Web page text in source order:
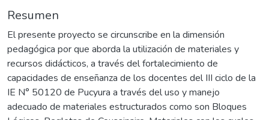
Resumen
El presente proyecto se circunscribe en la dimensión
pedagógica por que aborda la utilización de materiales y
recursos didácticos, a través del fortalecimiento de
capacidades de enseñanza de los docentes del III ciclo de la
IE N° 50120 de Pucyura a través del uso y manejo
adecuado de materiales estructurados como son Bloques